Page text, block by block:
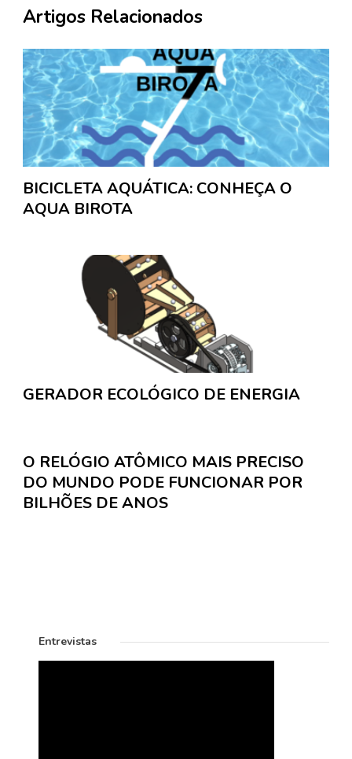
Artigos Relacionados
BICICLETA AQUÁTICA: CONHEÇA O
AQUA BIROTA
GERADOR ECOLÓGICO DE ENERGIA
O RELÓGIO ATÔMICO MAIS PRECISO
DO MUNDO PODE FUNCIONAR POR
BILHÕES DE ANOS
Entrevistas